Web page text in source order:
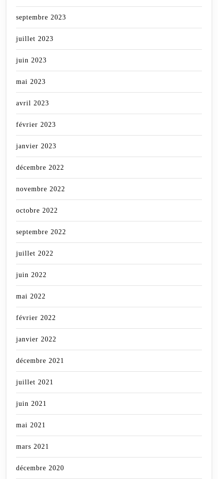
septembre 2023
juillet 2023
juin 2023
mai 2023
avril 2023
février 2023
janvier 2023
décembre 2022
novembre 2022
octobre 2022
septembre 2022
juillet 2022
juin 2022
mai 2022
février 2022
janvier 2022
décembre 2021
juillet 2021
juin 2021
mai 2021
mars 2021
décembre 2020